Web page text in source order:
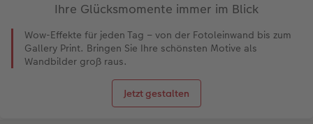
Ihre Glücksmomente immer im Blick
Wow-Effekte für jeden Tag – von der Fotoleinwand bis zum
Gallery Print. Bringen Sie Ihre schönsten Motive als
Wandbilder groß raus.
Jetzt gestalten